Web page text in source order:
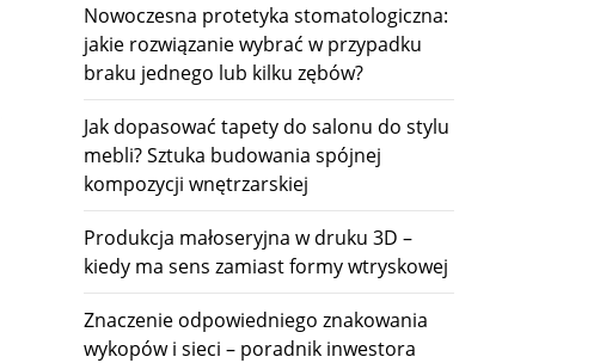
Nowoczesna protetyka stomatologiczna:
jakie rozwiązanie wybrać w przypadku
braku jednego lub kilku zębów?
Jak dopasować tapety do salonu do stylu
mebli? Sztuka budowania spójnej
kompozycji wnętrzarskiej
Produkcja małoseryjna w druku 3D –
kiedy ma sens zamiast formy wtryskowej
Znaczenie odpowiedniego znakowania
wykopów i sieci – poradnik inwestora